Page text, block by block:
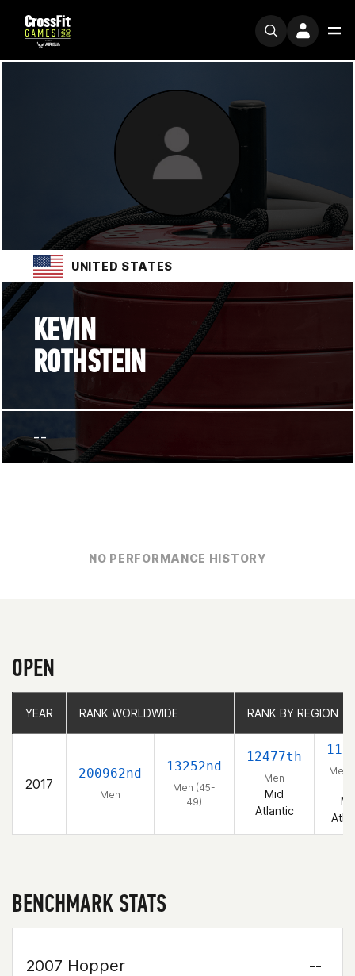
UNITED STATES
KEVIN
ROTHSTEIN
--
NO PERFORMANCE HISTORY
OPEN
YEAR RANK WORLDWIDE RANK BY REGION
2017
200962nd
Men
13252nd
Men (45-
49)
12477th
Men
Mid
Atlantic
Men
YEAR RANK WORLDWIDE RANK BY REGION
BENCHMARK STATS
2007 Hopper
--